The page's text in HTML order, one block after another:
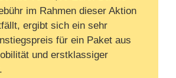
im Rahmen dieser Aktion
ergibt sich ein sehr
für ein Paket aus
und erstklassiger